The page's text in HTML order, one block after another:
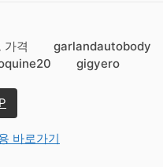
가격
garlandautobody
gigyero
바로가기